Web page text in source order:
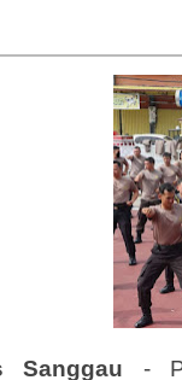
Sanggau -